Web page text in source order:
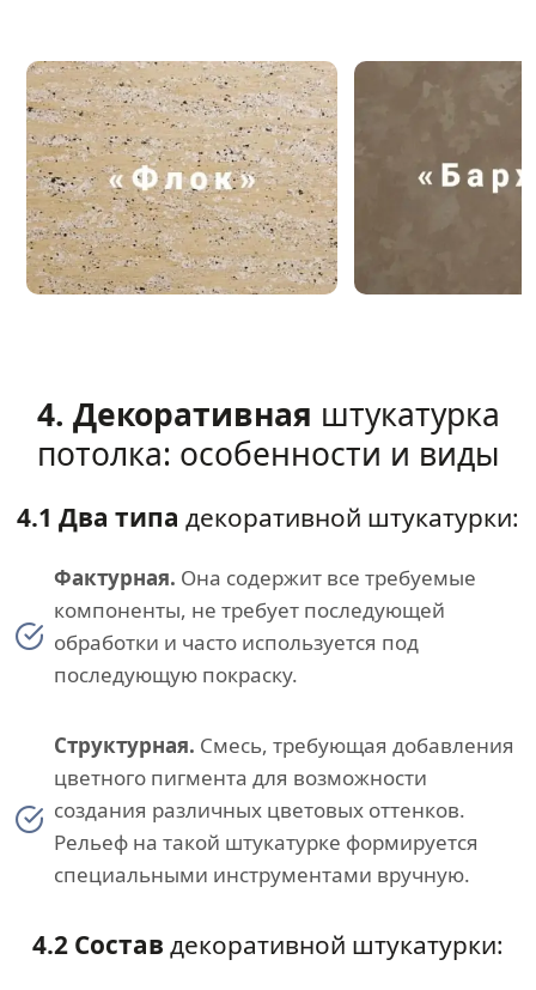
4. Декоративная штукатурка
потолка: особенности и виды
4.1 Два типа декоративной штукатурки:
Фактурная. Она содержит все требуемые
компоненты, не требует последующей
обработки и часто используется под
последующую покраску.
Структурная. Смесь, требующая добавления
цветного пигмента для возможности
создания различных цветовых оттенков.
Рельеф на такой штукатурке формируется
специальными инструментами вручную.
4.2 Состав декоративной штукатурки: